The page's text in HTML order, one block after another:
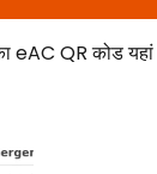
eAC QR कोड